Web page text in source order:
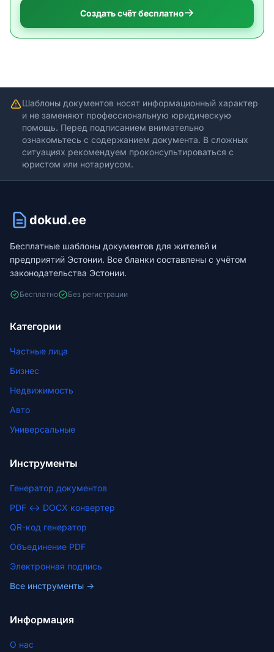
Создать счёт бесплатно
Шаблоны документов носят информационный характер
и не заменяют профессиональную юридическую
помощь. Перед подписанием внимательно
ознакомьтесь с содержанием документа. В сложных
ситуациях рекомендуем проконсультироваться с
юристом или нотариусом.
dokud.ee
Бесплатные шаблоны документов для жителей и
предприятий Эстонии. Все бланки составлены с учётом
законодательства Эстонии.
Бесплатно Без регистрации
Категории
Частные лица
Бизнес
Недвижимость
Авто
Универсальные
Инструменты
Генератор документов
PDF ↔ DOCX конвертер
QR-код генератор
Объединение PDF
Электронная подпись
Все инструменты →
Информация
О нас